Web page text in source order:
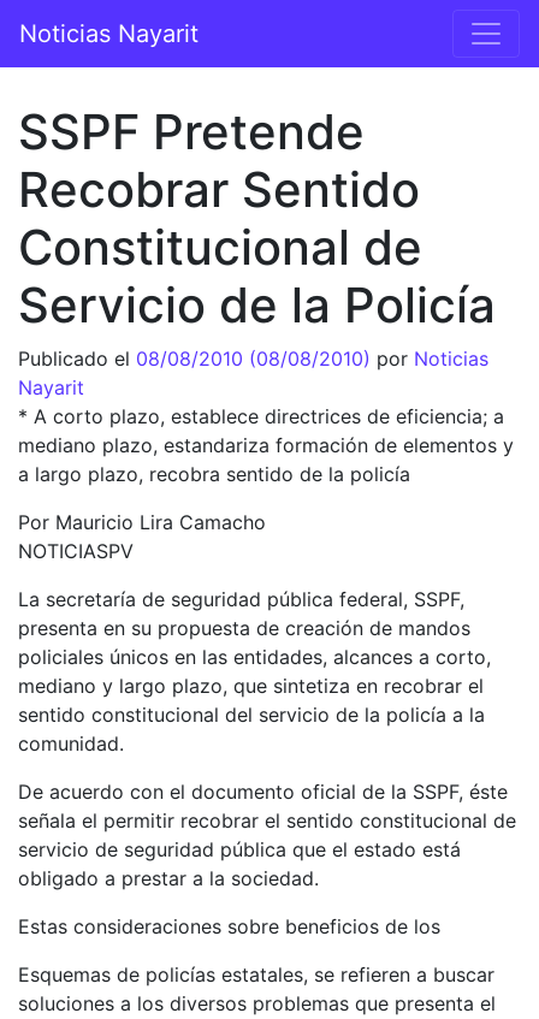
Navegación principal
Noticias Nayarit
SSPF Pretende
Recobrar Sentido
Constitucional de
Servicio de la Policía
Publicado el 08/08/2010 (08/08/2010) por Noticias
Nayarit
* A corto plazo, establece directrices de eficiencia; a
mediano plazo, estandariza formación de elementos y
a largo plazo, recobra sentido de la policía
Por Mauricio Lira Camacho
NOTICIASPV
La secretaría de seguridad pública federal, SSPF,
presenta en su propuesta de creación de mandos
policiales únicos en las entidades, alcances a corto,
mediano y largo plazo, que sintetiza en recobrar el
sentido constitucional del servicio de la policía a la
comunidad.
De acuerdo con el documento oficial de la SSPF, éste
señala el permitir recobrar el sentido constitucional de
servicio de seguridad pública que el estado está
obligado a prestar a la sociedad.
Estas consideraciones sobre beneficios de los
Esquemas de policías estatales, se refieren a buscar
soluciones a los diversos problemas que presenta el